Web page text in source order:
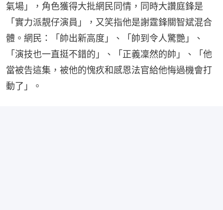
氣場」，角色獲得大批網民同情，同時大讚庭鋒是
「實力派靚仔演員」，又笑指他是謝霆鋒關智斌混合
體。網民：「帥出新高度」、「帥到令人驚艷」、
「演技也一直挺不錯的」、「正義凜然的帥」、「他
當被告這集，被他的愧疚和感恩法官給他悔過機會打
動了」。